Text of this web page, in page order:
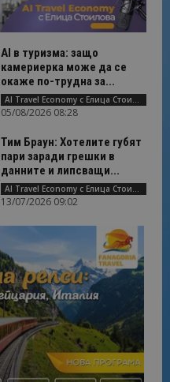
AI в туризма: защо
камериерка може да се
окаже по-трудна за...
AI Travel Economy с Елица Стоилова
05/08/2026 08:28
Тим Браун: Хотелите губят
пари заради грешки в
данните и липсващи...
AI Travel Economy с Елица Стоилова
13/07/2026 09:02